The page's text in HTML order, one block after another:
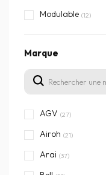
Modulable (12)
Marque
AGV (27)
Airoh (21)
Arai (37)